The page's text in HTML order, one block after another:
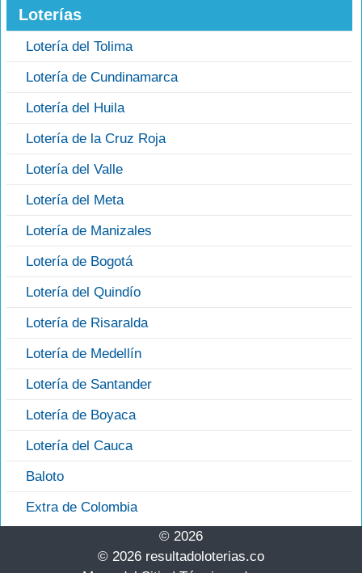
Loterías
Lotería del Tolima
Lotería de Cundinamarca
Lotería del Huila
Lotería de la Cruz Roja
Lotería del Valle
Lotería del Meta
Lotería de Manizales
Lotería de Bogotá
Lotería del Quindío
Lotería de Risaralda
Lotería de Medellín
Lotería de Santander
Lotería de Boyaca
Lotería del Cauca
Baloto
Extra de Colombia
© 2026
© 2026 resultadoloterias.co